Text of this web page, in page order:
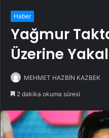
Haber
Yağmur
Üzerine
MEHMET HAZBİN KAZBEK
2 dakika okuma süresi